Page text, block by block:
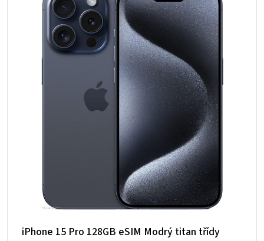
iPhone 15 Pro 128GB eSIM Modrý titan třídy